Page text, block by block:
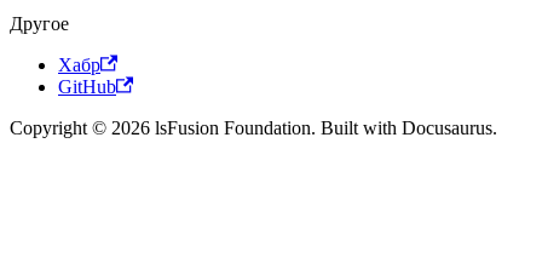
Другое
Хабр
GitHub
Copyright © 2026 lsFusion Foundation. Built with Docusaurus.